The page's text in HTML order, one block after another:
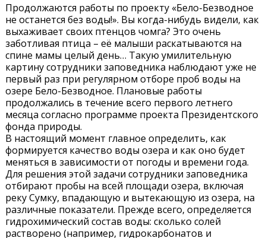
Продолжаются работы по проекту «Бело-Безводное
не останется без воды!». Вы когда-нибудь видели, как
выхаживает своих птенцов чомга? Это очень
заботливая птица – её малыши раскатываются на
спине мамы целый день… Такую умилительную
картину сотрудники заповедника наблюдают уже не
первый раз при регулярном отборе проб воды на
озере Бело-Безводное. Плановые работы
продолжались в течение всего первого летнего
месяца согласно программе проекта Президентского
фонда природы.
В настоящий момент главное определить, как
формируется качество воды озера и как оно будет
меняться в зависимости от погоды и времени года.
Для решения этой задачи сотрудники заповедника
отбирают пробы на всей площади озера, включая
реку Сумку, впадающую и вытекающую из озера, на
различные показатели. Прежде всего, определяется
гидрохимический состав воды: сколько солей
растворено (например, гидрокарбонатов и